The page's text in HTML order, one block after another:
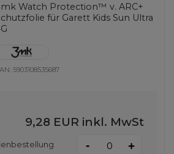
Watch Protection™ v. ARC+
für Garett Kids Sun Ultra
5903108535687
9,28 EUR inkl. MwSt
- +